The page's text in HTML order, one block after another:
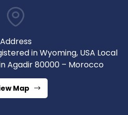
Address
in Wyoming, USA Local
Agadir 80000 – Morocco
Map